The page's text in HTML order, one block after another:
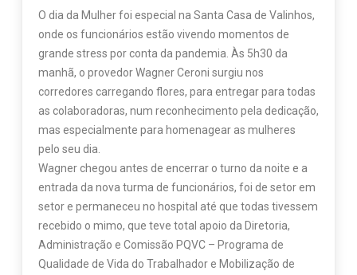
O dia da Mulher foi especial na Santa Casa de Valinhos,
onde os funcionários estão vivendo momentos de
grande stress por conta da pandemia. Às 5h30 da
manhã, o provedor Wagner Ceroni surgiu nos
corredores carregando flores, para entregar para todas
as colaboradoras, num reconhecimento pela dedicação,
mas especialmente para homenagear as mulheres
pelo seu dia.
Wagner chegou antes de encerrar o turno da noite e a
entrada da nova turma de funcionários, foi de setor em
setor e permaneceu no hospital até que todas tivessem
recebido o mimo, que teve total apoio da Diretoria,
Administração e Comissão PQVC – Programa de
Qualidade de Vida do Trabalhador e Mobilização de